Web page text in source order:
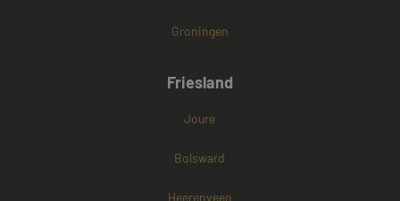
Groningen
Friesland
Joure
Bolsward
Heerenveen